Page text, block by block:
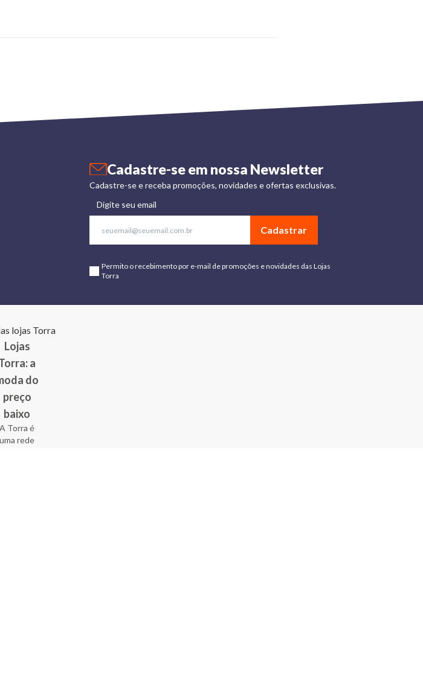
Cadastre-se em nossa Newsletter
Cadastre-se e receba promoções, novidades e ofertas exclusivas.
Digite seu email
Cadastrar
Permito o recebimento por e-mail de promoções e novidades das Lojas
Torra
Lojas
a
do
preço
baixo
A Torra é
uma rede